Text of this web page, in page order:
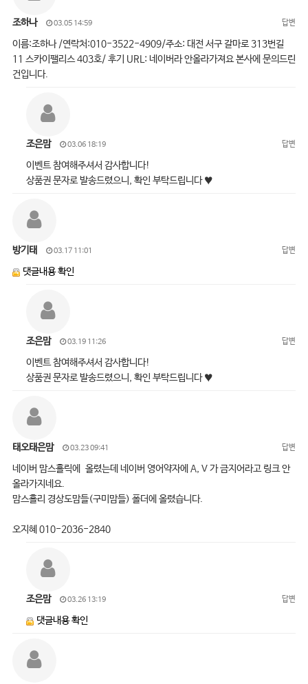
조하나 03.05 14:59 답변
이름:조하나 /연락처:010-3522-4909/주소: 대전 서구 갈마로 313번길
11 스카이팰리스 403호/ 후기 URL: 네이버라 안올라가져요 본사에 문의드린
건입니다.
조은맘 03.06 18:19 답변
이벤트 참여해주셔서 감사합니다!
상품권 문자로 발송드렸으니, 확인 부탁드립니다 ♥
방기태 03.17 11:01 답변
댓글내용 확인
조은맘 03.19 11:26 답변
이벤트 참여해주셔서 감사합니다!
상품권 문자로 발송드렸으니, 확인 부탁드립니다 ♥
태오태은맘 03.23 09:41 답변
네이버 맘스홀릭에 올렸는데 네이버 영어약자에 A, V 가 금지어라고 링크 안
올라가지네요.
맘스홀리 경상도맘들(구미맘들) 폴더에 올렸습니다.
오지혜 010-2036-2840
조은맘 03.26 13:19 답변
댓글내용 확인